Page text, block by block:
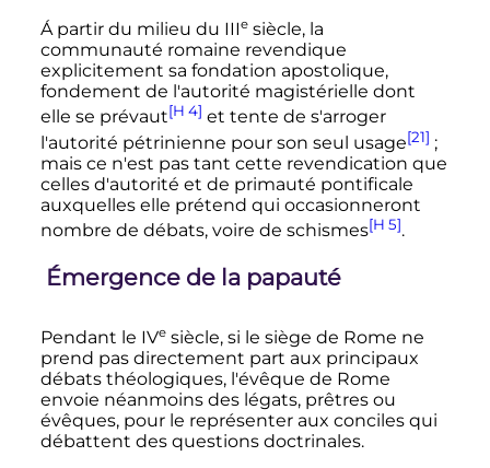
Á partir du milieu du IIIe siècle, la
communauté romaine revendique
explicitement sa fondation apostolique,
fondement de l'autorité magistérielle dont
elle se prévaut[H 4] et tente de s'arroger
l'autorité pétrinienne pour son seul usage[21] ;
mais ce n'est pas tant cette revendication que
celles d'autorité et de primauté pontificale
auxquelles elle prétend qui occasionneront
nombre de débats, voire de schismes[H 5].
Émergence de la papauté
Pendant le IVe siècle, si le siège de Rome ne
prend pas directement part aux principaux
débats théologiques, l'évêque de Rome
envoie néanmoins des légats, prêtres ou
évêques, pour le représenter aux conciles qui
débattent des questions doctrinales.